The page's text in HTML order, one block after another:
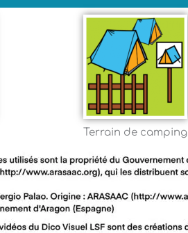
Terrain de camping